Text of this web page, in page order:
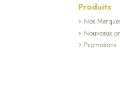
Produits
Nos
Nouveaux
Promotions